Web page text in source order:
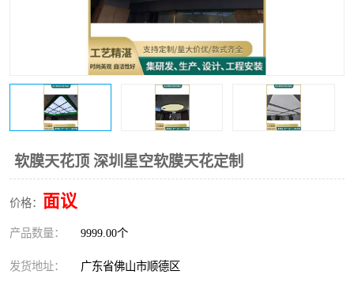
软膜天花顶 深圳星空软膜天花定制
价格： 面议
产品数量： 9999.00个
发货地址： 广东省佛山市顺德区